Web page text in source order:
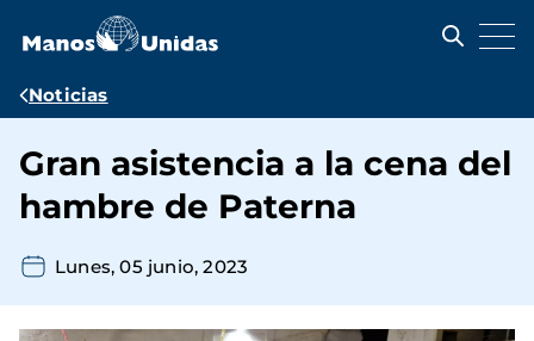
contenido
Ruta
navegación
Noticias
Gran asistencia a la cena del
hambre de Paterna
Lunes, 05 junio, 2023